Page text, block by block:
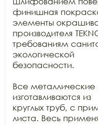
финишная
элементы
производителя
требованиям
экологической
безопасности.
Все
изготавливаются из
круглых труб, с
листа. Весь